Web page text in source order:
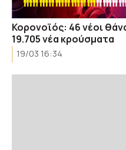
Κορονοϊός: 46 νέοι
19.705 νέα κρούσματα
19/03 16:34